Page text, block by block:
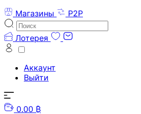
Магазины
P2P
Лотерея
Аккаунт
Выйти
0.00 ₿